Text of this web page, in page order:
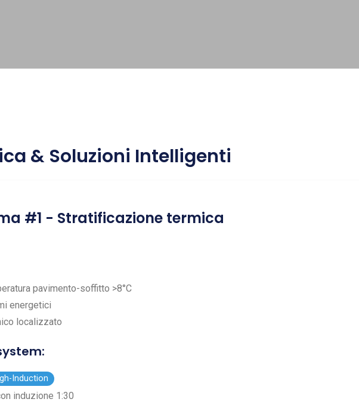
& Soluzioni Intelligenti
#1 - Stratificazione termica
pavimento-soffitto >8°C
energetici
localizzato
Induction
induzione 1:30